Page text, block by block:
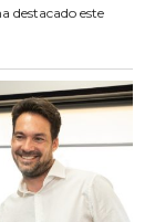
destacado este